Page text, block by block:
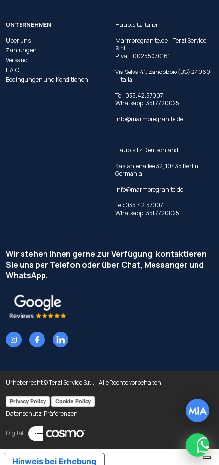
UNTERNEHMEN
Über uns
Zahlungen
Versand
F.A.Q.
Bedingungen und Konditionen
Hauptsitz Italien
Marmoregranite.de —Terzi Service
S.r.l.
P.Iva IT00255070161
Via Selva 41, Zandobbio (BG) 24060
– Italia
Tel: 035.42.57007
Whatsapp:351 7720025
info@marmoregranite.de
Hauptsitz Deutschland
Kastanienallee 32, 10435 Berlin,
Germania
info@marmoregranite.de
Tel: 035.42.57007
Whatsapp:351 7720025
Wir stehen Ihnen gerne zur Verfügung, kontaktieren
Sie uns per Telefon oder über Chat, Messanger und
WhatsApp.
Urheberrecht © Terzi Service S.r.l. - Alle Rechte vorbehalten.
Privacy Policy Cookie Policy
Datenschutz-Präferenzen
Digital
Hinweis bei Erhebung